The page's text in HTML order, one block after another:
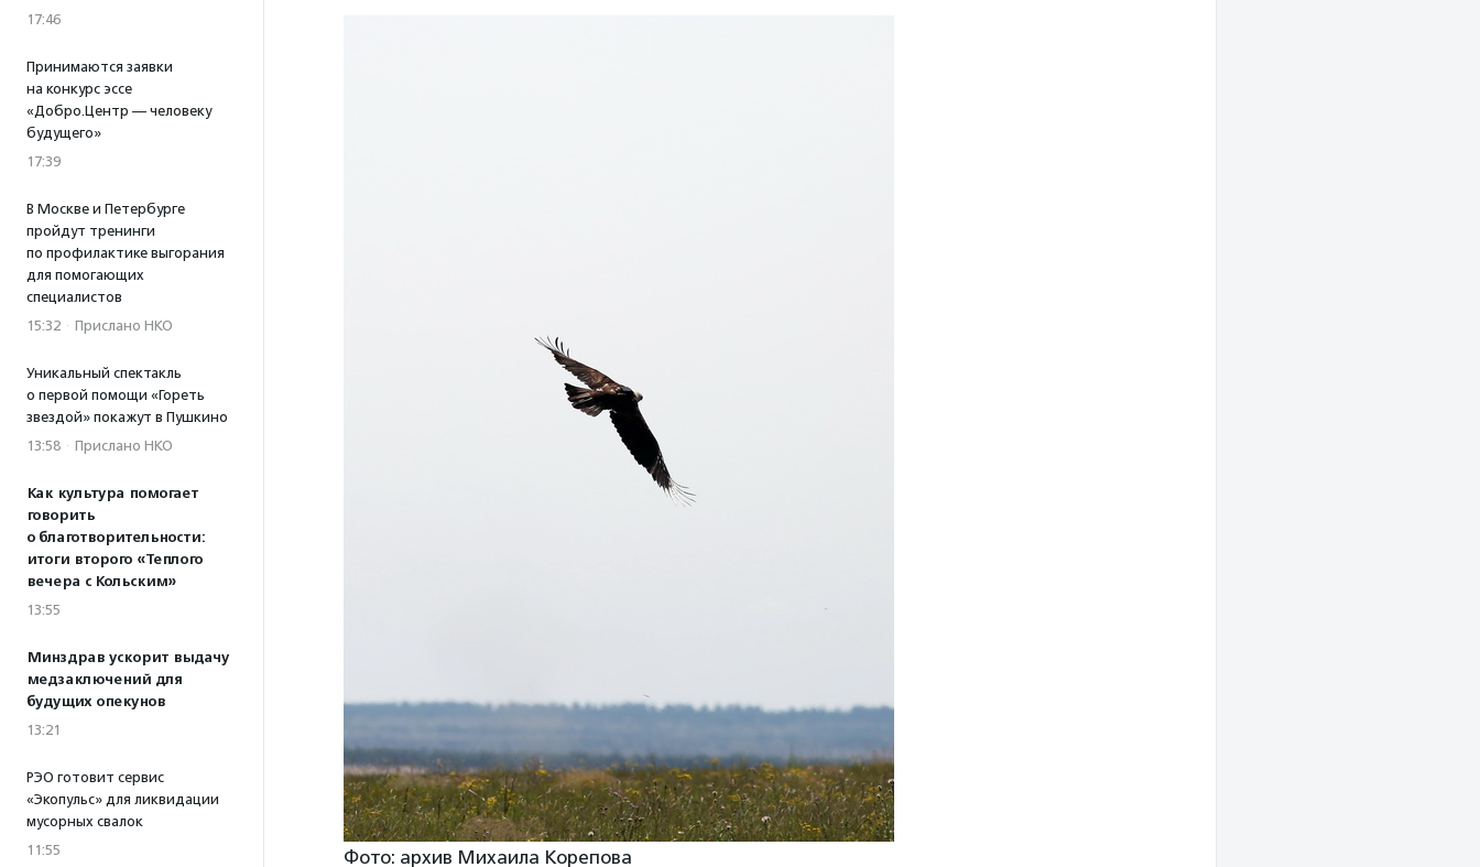
17:46
Принимаются заявки
на конкурс эссе
«Добро.Центр — человеку
будущего»
17:39
В Москве и Петербурге
пройдут тренинги
по профилактике выгорания
для помогающих
специалистов
15:32 · Прислано НКО
Уникальный спектакль
о первой помощи «Гореть
звездой» покажут в Пушкино
13:58 · Прислано НКО
Как культура помогает
говорить
о благотворительности:
итоги второго «Теплого
вечера с Кольским»
13:55
Минздрав ускорит выдачу
медзаключений для
будущих опекунов
13:21
РЭО готовит сервис
«Экопульс» для ликвидации
мусорных свалок
11:55
Фото: архив Михаила Корепова